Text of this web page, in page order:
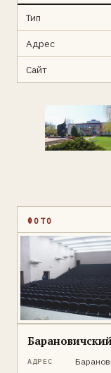
Тип
Адрес
Сайт
ФОТО
АДРЕС